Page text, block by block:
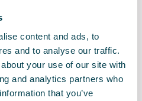
content and ads, to
and to analyse our traffic.
your use of our site with
and analytics partners who
that you’ve
Lifetime Performance
Guarantee